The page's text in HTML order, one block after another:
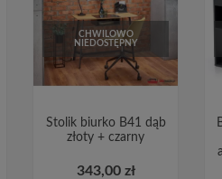
CHWILOWO
NIEDOSTĘPNY
Stolik biurko B41 dąb
złoty + czarny
343,00 zł